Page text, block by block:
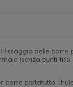
fissaggio delle barre
(senza punti
barre portatutto